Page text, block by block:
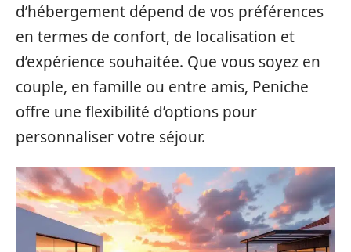
d’hébergement dépend de vos préférences
en termes de confort, de localisation et
d’expérience souhaitée. Que vous soyez en
couple, en famille ou entre amis, Peniche
offre une flexibilité d’options pour
personnaliser votre séjour.